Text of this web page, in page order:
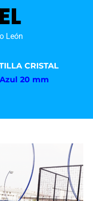
León
CRISTAL
20 mm